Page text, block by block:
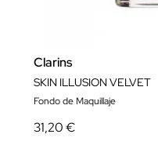
Clarins
SKIN ILLUSION VELVET
Fondo de Maquillaje
31,20 €